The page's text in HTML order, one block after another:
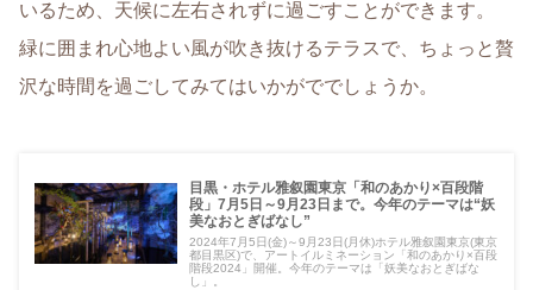
いるため、天候に左右されずに過ごすことができます。
緑に囲まれ心地よい風が吹き抜けるテラスで、ちょっと贅
沢な時間を過ごしてみてはいかがででしょうか。
目黒・ホテル雅叙園東京「和のあかり×百段階
段」7月5日～9月23日まで。今年のテーマは“妖
美なおとぎばなし”
2024年7月5日(金)～9月23日(月休)ホテル雅叙園東京(東京
都目黒区)で、アートイルミネーション「和のあかり×百段
階段2024」開催。今年のテーマは「妖美なおとぎばな
し」。